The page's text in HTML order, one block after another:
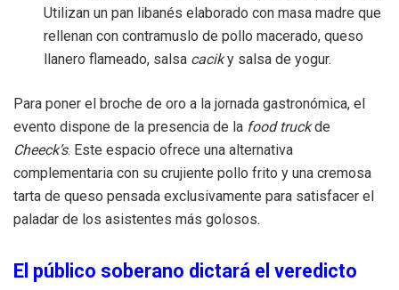
Utilizan un pan libanés elaborado con masa madre que
rellenan con contramuslo de pollo macerado, queso
llanero flameado, salsa caciky salsa de yogur.
Para poner el broche de oro a la jornada gastronómica, el
evento dispone de la presencia de la food truckde
Cheeck’s. Este espacio ofrece una alternativa
complementaria con su crujiente pollo frito y una cremosa
tarta de queso pensada exclusivamente para satisfacer el
paladar de los asistentes más golosos.
El público soberano dictará el veredicto